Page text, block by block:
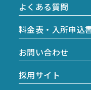
よくある質問
料金表・入所申込
お問い合わせ
採用サイト